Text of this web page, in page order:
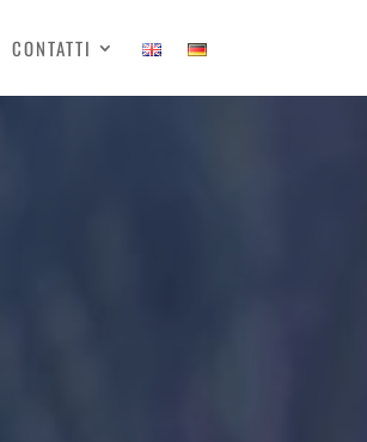
CONTATTI